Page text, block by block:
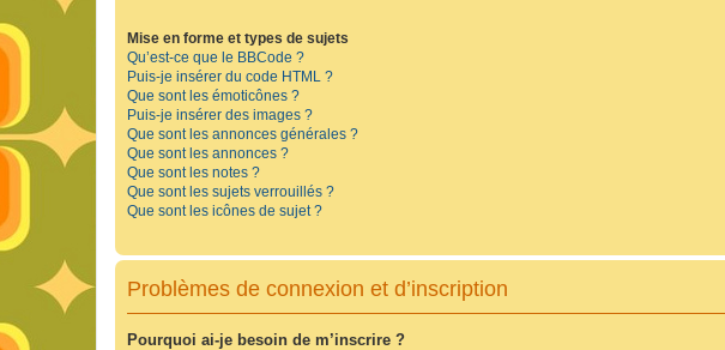
Mise en forme et types de sujets
Qu’est-ce que le BBCode ?
Puis-je insérer du code HTML ?
Que sont les émoticônes ?
Puis-je insérer des images ?
Que sont les annonces générales ?
Que sont les annonces ?
Que sont les notes ?
Que sont les sujets verrouillés ?
Que sont les icônes de sujet ?
Problèmes de connexion et d’inscription
Pourquoi ai-je besoin de m’inscrire ?